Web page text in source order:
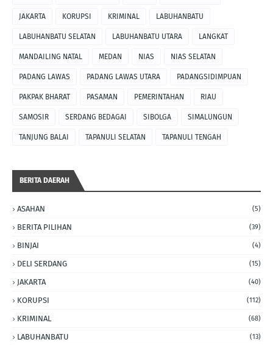
JAKARTA KORUPSI KRIMINAL LABUHANBATU
LABUHANBATU SELATAN LABUHANBATU UTARA LANGKAT
MANDAILING NATAL MEDAN NIAS NIAS SELATAN
PADANG LAWAS PADANG LAWAS UTARA PADANGSIDIMPUAN
PAKPAK BHARAT PASAMAN PEMERINTAHAN RIAU
SAMOSIR SERDANG BEDAGAI SIBOLGA SIMALUNGUN
TANJUNG BALAI TAPANULI SELATAN TAPANULI TENGAH
BERITA DAERAH
ASAHAN (5)
BERITA PILIHAN (39)
BINJAI (4)
DELI SERDANG (15)
JAKARTA (40)
KORUPSI (112)
KRIMINAL (68)
LABUHANBATU (13)